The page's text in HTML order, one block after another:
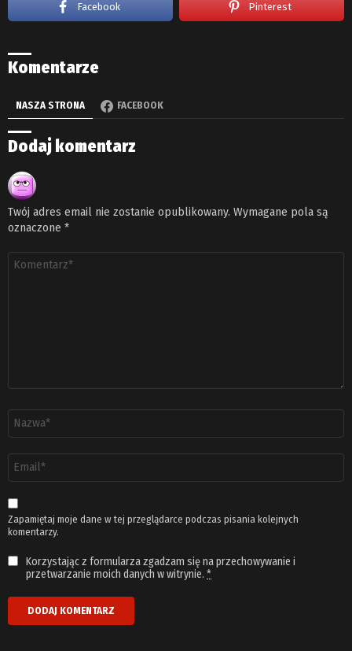
Facebook Pinterest
Komentarze
NASZA STRONA FACEBOOK
Dodaj komentarz
Twój adres email nie zostanie opublikowany. Wymagane pola są
oznaczone *
email
*
Zapamiętaj moje dane w tej przeglądarce podczas pisania kolejnych
komentarzy.
Korzystając z formularza zgadzam się na przechowywanie i
przetwarzanie moich danych w witrynie. *